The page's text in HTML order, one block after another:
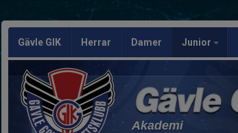
Gävle GIK Herrar Damer Junior
Akademi